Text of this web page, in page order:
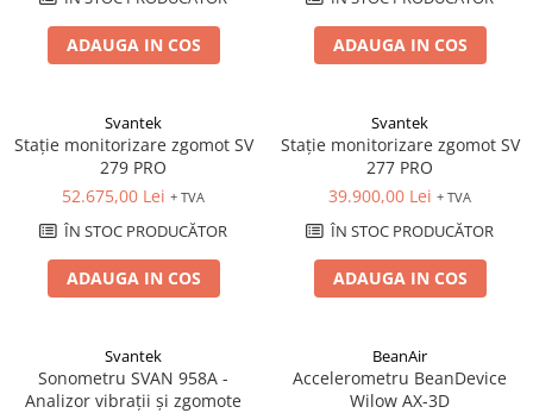
Mașini de echilibrare dinamică
Sisteme electrodinamice de testare
Camere climatice
Echipamente pentru industria
Macarale portal
Senzori
Senzori fără fir (Wireless)
Senzori cu fir (Wired)
PC, Laptop, Tablete
Device-uri Industriale
Alte echipamente de măsurare
Senzori de deplasare
Senzori seismici
ADAUGA IN COS ADAUGA IN COS
Svantek
Stație monitorizare zgomot SV
279 PRO
52.675,00 Lei + TVA
ÎN STOC PRODUCĂTOR
ADAUGA IN COS
Svantek
Stație monitorizare zgomot SV
277 PRO
39.900,00 Lei + TVA
ÎN STOC PRODUCĂTOR
ADAUGA IN COS
Svantek
Sonometru SVAN 958A -
Analizor vibrații și zgomote
BeanAir
Accelerometru BeanDevice
Wilow AX-3D